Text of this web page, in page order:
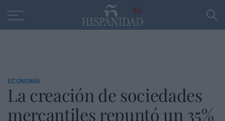
30
ECONOMÍA
La creación de sociedades
mercantiles repuntó un 35%